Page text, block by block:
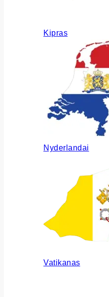
Kipras
Nyderlandai
Vatikanas